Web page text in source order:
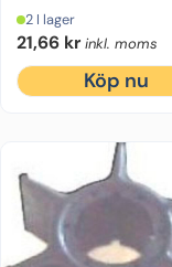
2 I lager
21,66 kr inkl. moms
Köp nu